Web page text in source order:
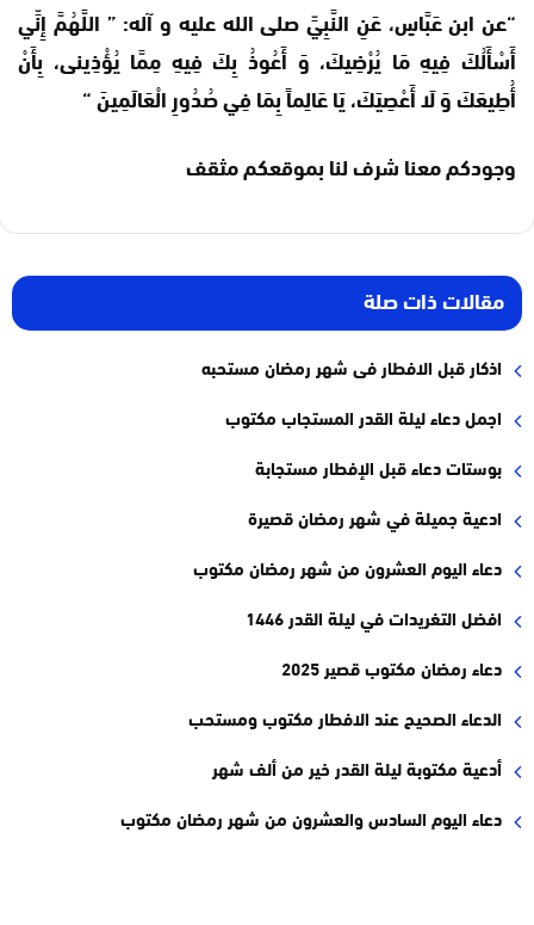
“عن ابن عَبَّاسٍ، عَنِ النَّبِيِّ صلى الله عليه و آله: ” اللَّهُمَّ إِنِّي
أَسْأَلُكَ فِيهِ مَا يُرْضِيكَ، وَ أَعُوذُ بِكَ فِيهِ مِمَّا يُؤْذِينى، بِأَنْ
أُطِيعَكَ وَ لَا أَعْصِيَكَ، يَا عَالِماً بِمَا فِي صُدُورِ الْعَالَمِينَ “
وجودكم معنا شرف لنا بموقعكم مثقف
مقالات ذات صلة
اذكار قبل الافطار فى شهر رمضان مستحبه
اجمل دعاء ليلة القدر المستجاب مكتوب
بوستات دعاء قبل الإفطار مستجابة
ادعية جميلة في شهر رمضان قصيرة
دعاء اليوم العشرون من شهر رمضان مكتوب
افضل التغريدات في ليلة القدر 1446
دعاء رمضان مكتوب قصير 2025
الدعاء الصحيح عند الافطار مكتوب ومستحب
أدعية مكتوبة ليلة القدر خير من ألف شهر
دعاء اليوم السادس والعشرون من شهر رمضان مكتوب